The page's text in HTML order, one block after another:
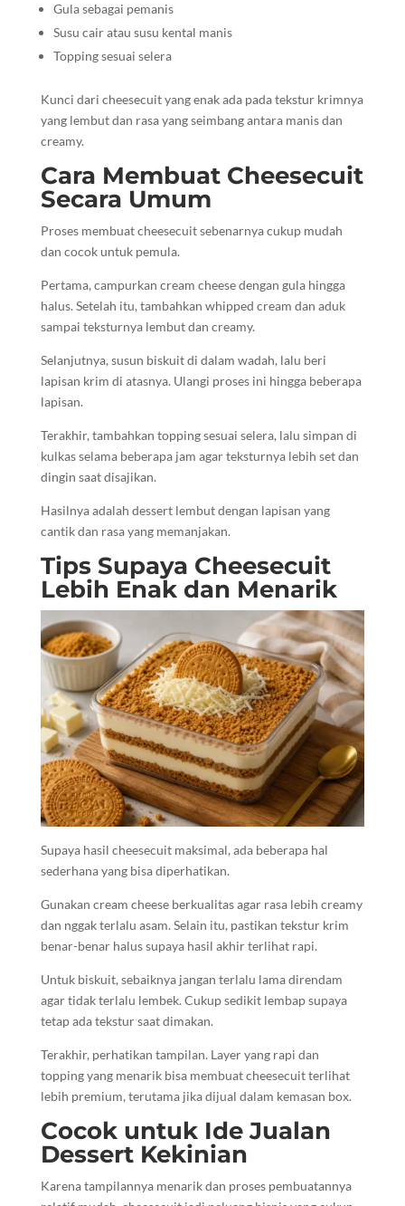
Gula sebagai pemanis
Susu cair atau susu kental manis
Topping sesuai selera
Kunci dari cheesecuit yang enak ada pada tekstur krimnya
yang lembut dan rasa yang seimbang antara manis dan
creamy.
Cara Membuat Cheesecuit
Secara Umum
Proses membuat cheesecuit sebenarnya cukup mudah
dan cocok untuk pemula.
Pertama, campurkan cream cheese dengan gula hingga
halus. Setelah itu, tambahkan whipped cream dan aduk
sampai teksturnya lembut dan creamy.
Selanjutnya, susun biskuit di dalam wadah, lalu beri
lapisan krim di atasnya. Ulangi proses ini hingga beberapa
lapisan.
Terakhir, tambahkan topping sesuai selera, lalu simpan di
kulkas selama beberapa jam agar teksturnya lebih set dan
dingin saat disajikan.
Hasilnya adalah dessert lembut dengan lapisan yang
cantik dan rasa yang memanjakan.
Tips Supaya Cheesecuit
Lebih Enak dan Menarik
Supaya hasil cheesecuit maksimal, ada beberapa hal
sederhana yang bisa diperhatikan.
Gunakan cream cheese berkualitas agar rasa lebih creamy
dan nggak terlalu asam. Selain itu, pastikan tekstur krim
benar-benar halus supaya hasil akhir terlihat rapi.
Untuk biskuit, sebaiknya jangan terlalu lama direndam
agar tidak terlalu lembek. Cukup sedikit lembap supaya
tetap ada tekstur saat dimakan.
Terakhir, perhatikan tampilan. Layer yang rapi dan
topping yang menarik bisa membuat cheesecuit terlihat
lebih premium, terutama jika dijual dalam kemasan box.
Cocok untuk Ide Jualan
Dessert Kekinian
Karena tampilannya menarik dan proses pembuatannya